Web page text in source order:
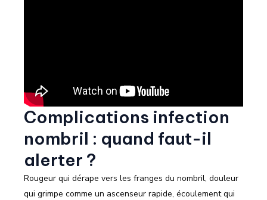
Complications infection
nombril : quand faut-il
alerter ?
Rougeur qui dérape vers les franges du nombril, douleur
qui grimpe comme un ascenseur rapide, écoulement qui